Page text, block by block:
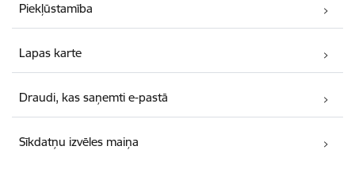
Piekļūstamība
Lapas karte
Draudi, kas saņemti e-pastā
Sīkdatņu izvēles maiņa